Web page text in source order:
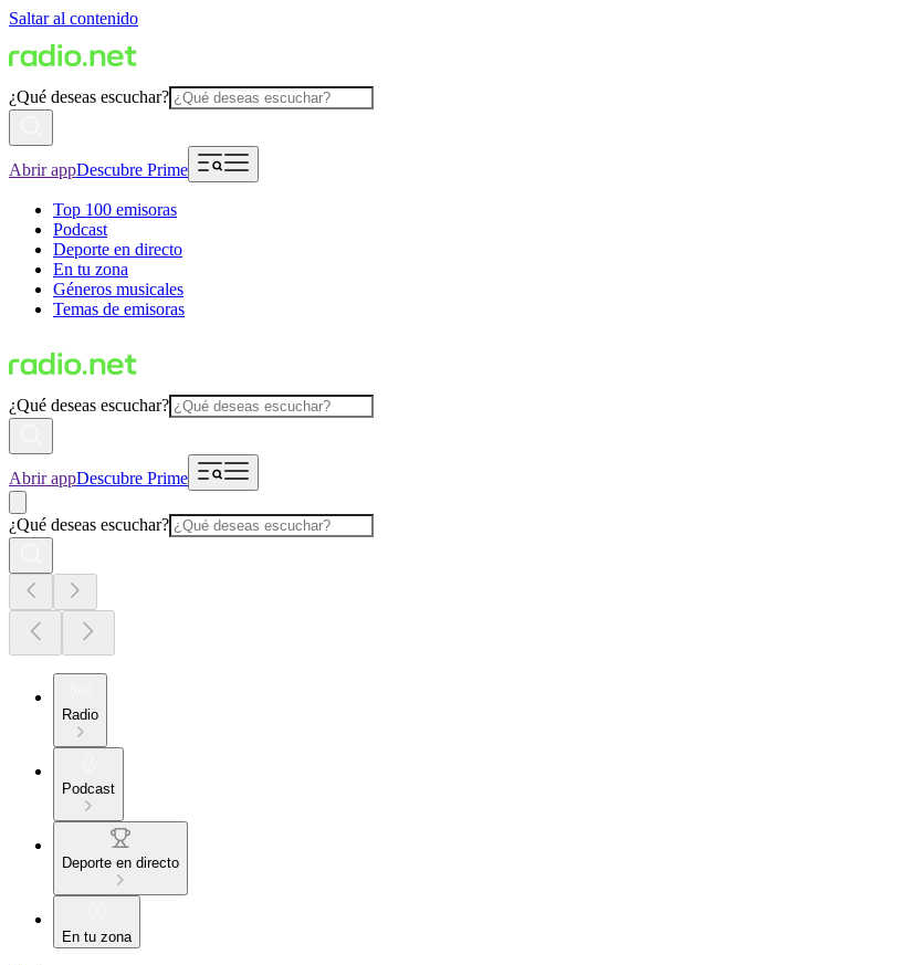
Saltar al contenido
¿Qué deseas escuchar?
Abrir appDescubre Prime
Top 100 emisoras
Podcast
Deporte en directo
En tu zona
Géneros musicales
Temas de emisoras
¿Qué deseas escuchar?
Abrir appDescubre Prime
¿Qué deseas escuchar?
Radio
Podcast
Deporte en directo
En tu zona